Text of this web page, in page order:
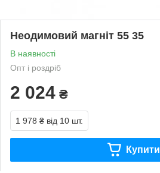
Неодимовий магніт 55 35
В наявності
Опт і роздріб
2 024 ₴
1 978 ₴ від 10 шт.
Купити